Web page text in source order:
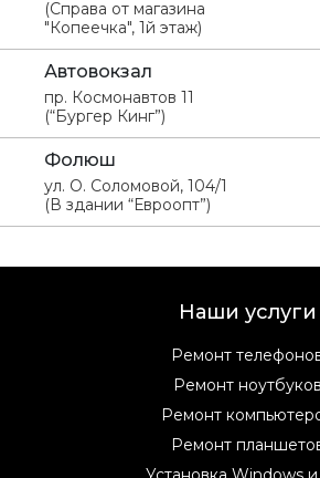
(Справа от магазина
"Копеечка", 1й этаж)
Автовокзал
пр. Космонавтов 11
(“Бургер Кинг”)
Фолюш
ул. О. Соломовой, 104/1
(В здании “Евроопт”)
Наши услуги
Ремонт
Ремонт ноутбуков
Ремонт
Ремонт